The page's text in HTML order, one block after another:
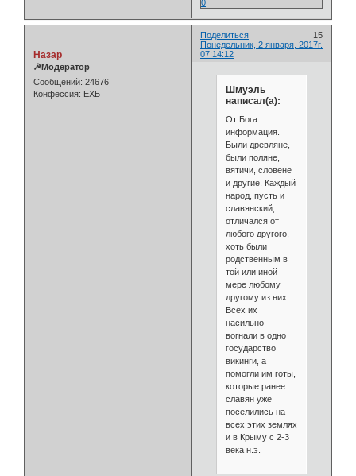
0
Поделиться
15
Понедельник, 2 января, 2017г.
07:14:12
Назар
☭Модератор
Сообщений: 24676
Конфессия: ЕХБ
Шмуэль
написал(а):
От Бога
информация.
Были древляне,
были поляне,
вятичи, словене
и другие. Каждый
народ, пусть и
славянский,
отличался от
любого другого,
хоть были
родственным в
той или иной
мере любому
другому из них.
Всех их
насильно
вогнали в одно
государство
викинги, а
помогли им готы,
которые ранее
славян уже
поселились на
всех этих землях
и в Крыму с 2-3
века н.э.